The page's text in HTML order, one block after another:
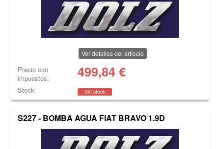
Ver detalles del artículo
Precio con
impuestos:
499,84 €
Stock: Sin stock
S227 - BOMBA AGUA FIAT BRAVO 1.9D